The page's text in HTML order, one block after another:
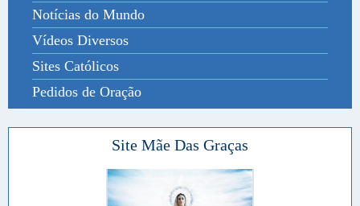
Notícias do Mundo
Vídeos Diversos
Sites Católicos
Pedidos de Oração
Site Mãe Das Graças